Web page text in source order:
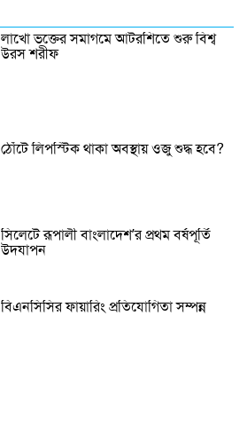
লাখো ভক্তের সমাগমে আটরশিতে শুরু বিশ্ব
উরস শরীফ
ঠোঁটে লিপস্টিক থাকা অবস্থায় ওজু শুদ্ধ হবে?
সিলেটে রূপালী বাংলাদেশ’র প্রথম বর্ষপূর্তি
উদযাপন
বিএনসিসির ফায়ারিং প্রতিযোগিতা সম্পন্ন